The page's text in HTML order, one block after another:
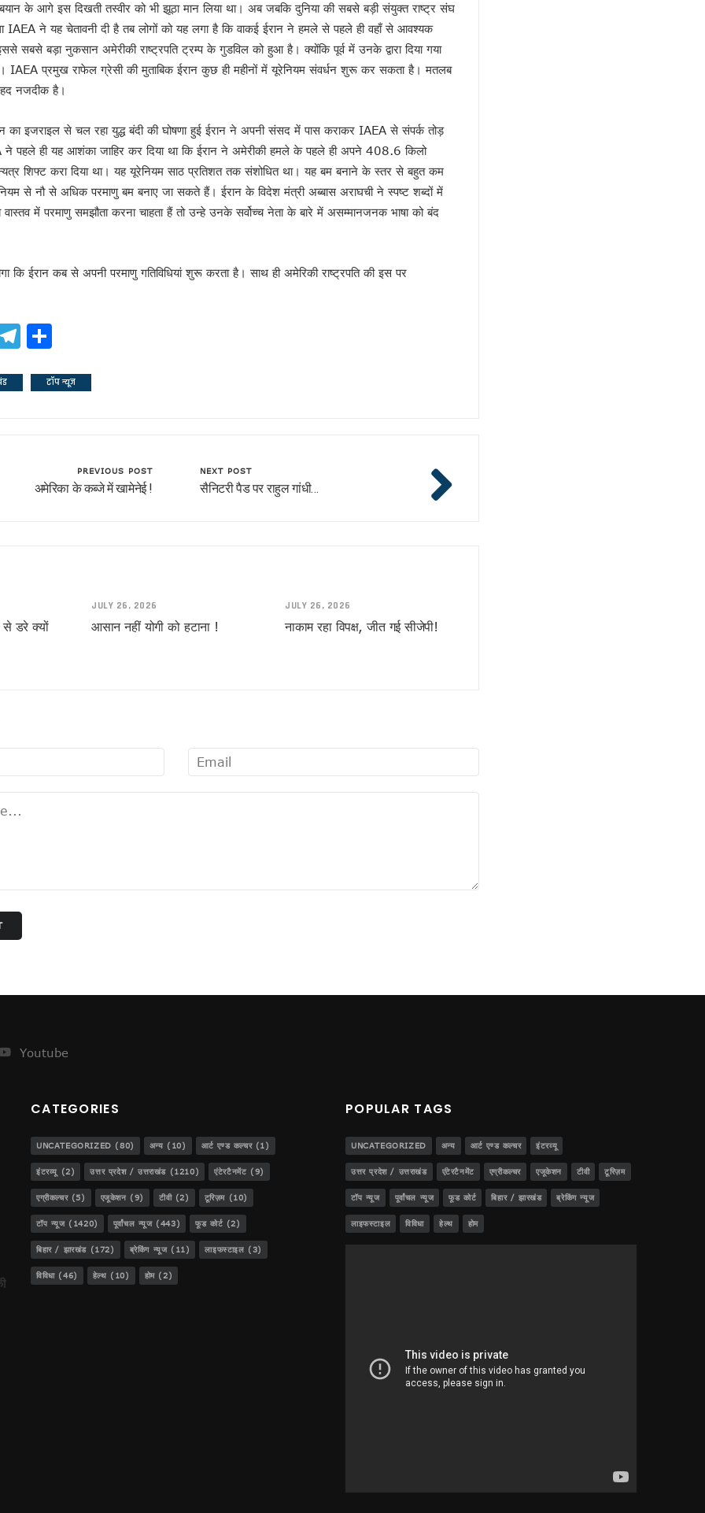
!
खाने के सामान
किया कला श्रमिकों का सम्मान, डॉ अनिल और राजवीर सम्मानित
के आगे इस दिखती तस्वीर को भी झूठा मान लिया था। अब जबकि दुनिया की सबसे बड़ी संयुक्त राष्ट्र संघ
IAEA ने यह चेतावनी दी है तब लोगों को यह लगा है कि वाकई ईरान ने हमले से पहले ही वहाँ से आवश्यक
सबसे बड़ा नुकसान अमेरीकी राष्ट्रपति ट्रम्प के गुडविल को हुआ है। क्योंकि पूर्व में उनके द्वारा दिया गया
IAEA प्रमुख राफेल ग्रेसी की मुताबिक ईरान कुछ ही महीनों में यूरेनियम संवर्धन शुरू कर सकता है। मतलब
नजदीक है।
का इजराइल से चल रहा युद्ध बंदी की घोषणा हुई ईरान ने अपनी संसद में पास कराकर IAEA से संपर्क तोड़
ने पहले ही यह आशंका जाहिर कर दिया था कि ईरान ने अमेरीकी हमले के पहले ही अपने 408.6 किलो
शिफ्ट करा दिया था। यह यूरेनियम साठ प्रतिशत तक संशोधित था। यह बम बनाने के स्तर से बहुत कम
से नौ से अधिक परमाणु बम बनाए जा सकते हैं। ईरान के विदेश मंत्री अब्बास अराघची ने स्पष्ट शब्दों में
में परमाणु समझौता करना चाहता हैं तो उन्हे उनके सर्वोच्च नेता के बारे में असम्मानजनक भाषा को बंद
कि ईरान कब से अपनी परमाणु गतिविधियां शुरू करता है। साथ ही अमेरिकी राष्ट्रपति की इस पर
Telegram
टॉप न्यूज
PREVIOUS POST
अमेरिका के कब्जे में खामेनेई !
NEXT POST
सैनिटरी पैड पर राहुल गांधी…
डरे क्यों
JULY 26, 2026
आसान नहीं योगी को हटाना !
JULY 26, 2026
नाकाम रहा विपक्ष, जीत गई सीजेपी!
Youtube
CATEGORIES
UNCATEGORIZED (80) अन्य (10) आर्ट एण्ड कल्चर(1)
इंटरव्यू (2) उत्तर प्रदेश / उत्तराखंड (1210) एंटेरटैनमेंट (9)
एग्रीकल्चर(5) एजूकेशन (9) टीवी(2) टूरिज़म (10)
टॉप न्यूज(1420) पूर्वांचल न्यूज(443) फूड कोर्ट (2)
बिहार / झारखंड (172) ब्रेकिंग न्यूज(11) लाइफस्टाइल (3)
विविधा(46) हेल्थ (10) होम(2)
POPULAR TAGS
UNCATEGORIZED अन्य आर्ट एण्ड कल्चर इंटरव्यू
उत्तर प्रदेश / उत्तराखंड एंटेरटैनमेंट एग्रीकल्चर एजूकेशन टीवी टूरिज़म
टॉप न्यूज पूर्वांचल न्यूज फूड कोर्ट बिहार / झारखंड ब्रेकिंग न्यूज
लाइफस्टाइल विविधा हेल्थ होम